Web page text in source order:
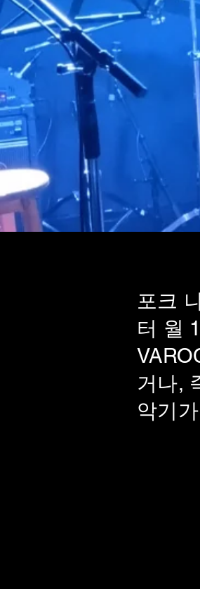
포크
터 월
거나,
악기